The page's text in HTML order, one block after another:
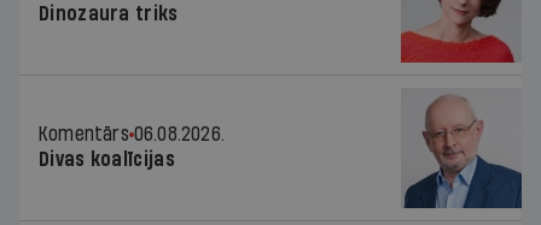
Dinozaura triks
Komentārs 06.08.2026.
Divas koalīcijas